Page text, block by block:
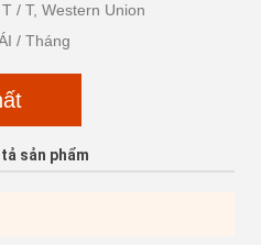
/ T, Western Union
/ Tháng
tả sản phẩm